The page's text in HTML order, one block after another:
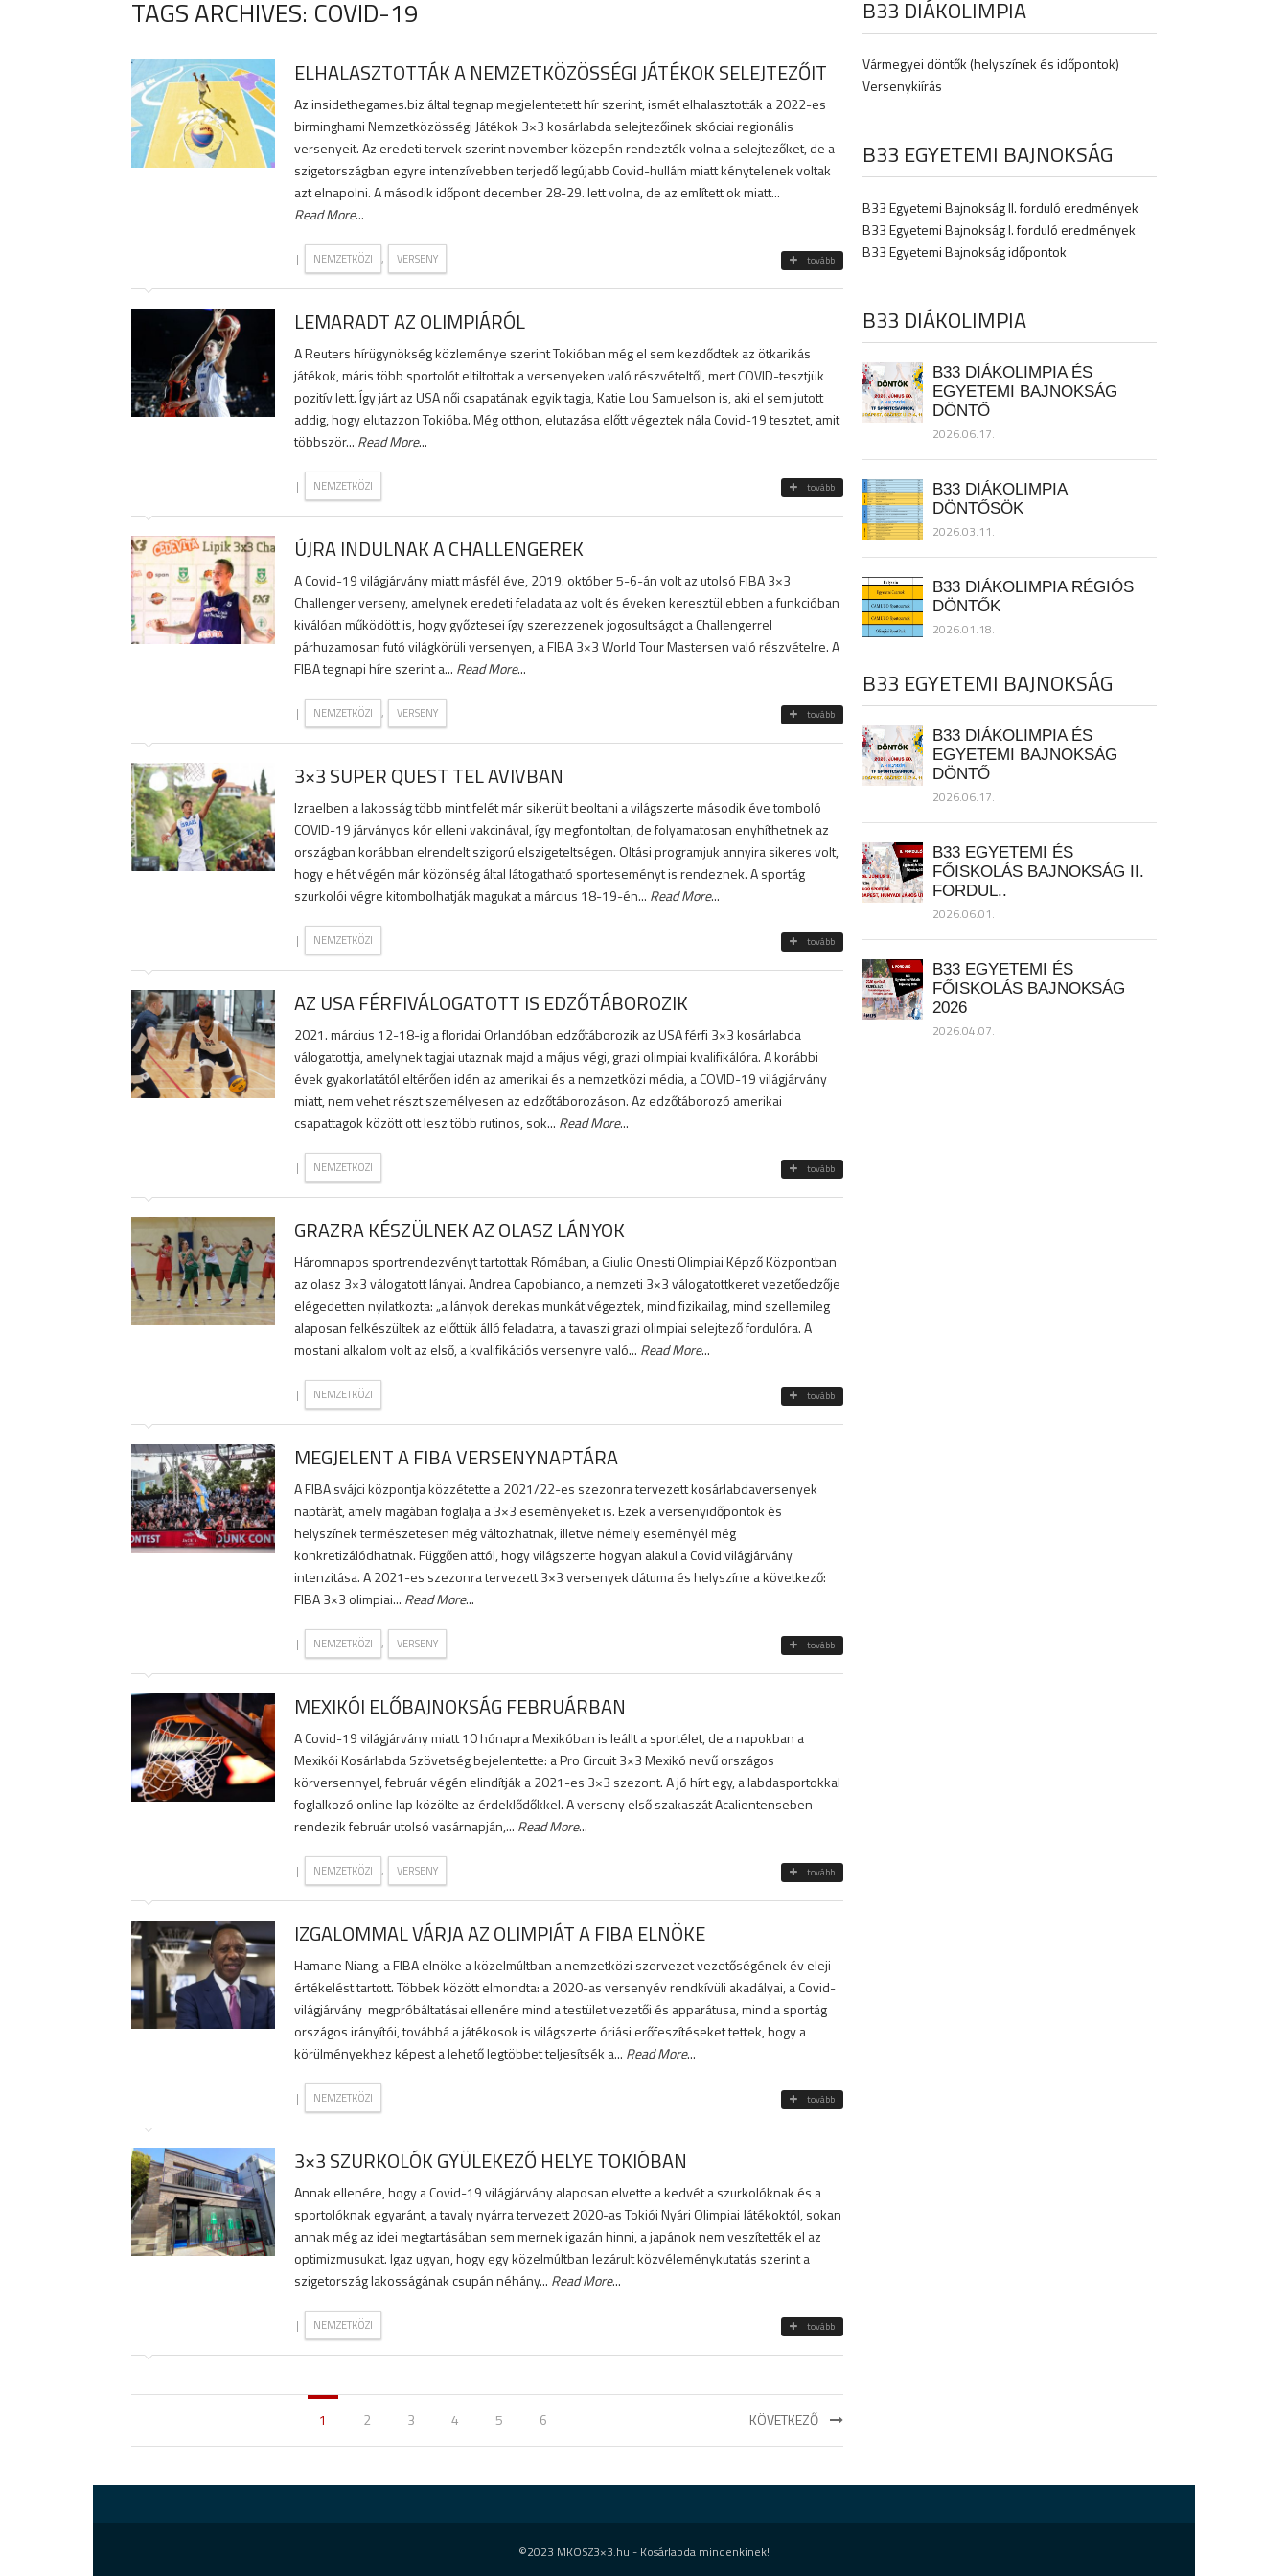
TAGS ARCHIVES: COVID-19
ELHALASZTOTTÁK A NEMZETKÖZÖSSÉGI JÁTÉKOK SELEJTEZŐIT
Az insidethegames.biz által tegnap megjelentetett hír szerint, ismét elhalasztották a 2022-es
birminghami Nemzetközösségi Játékok 3×3 kosárlabda selejtezőinek skóciai regionális
versenyeit. Az eredeti tervek szerint november közepén rendezték volna a selejtezőket, de a
szigetországban egyre intenzívebben terjedő legújabb Covid-hullám miatt kénytelenek voltak
azt elnapolni. A második időpont december 28-29. lett volna, de az említett ok miatt...
Read More...
| NEMZETKÖZI , VERSENY tovább
LEMARADT AZ OLIMPIÁRÓL
A Reuters hírügynökség közleménye szerint Tokióban még el sem kezdődtek az ötkarikás
játékok, máris több sportolót eltiltottak a versenyeken való részvételtől, mert COVID-tesztjük
pozitív lett. Így járt az USA női csapatának egyik tagja, Katie Lou Samuelson is, aki el sem jutott
addig, hogy elutazzon Tokióba. Még otthon, elutazása előtt végeztek nála Covid-19 tesztet, amit
többször... Read More...
| NEMZETKÖZI tovább
ÚJRA INDULNAK A CHALLENGEREK
A Covid-19 világjárvány miatt másfél éve, 2019. október 5-6-án volt az utolsó FIBA 3×3
Challenger verseny, amelynek eredeti feladata az volt és éveken keresztül ebben a funkcióban
kiválóan működött is, hogy győztesei így szerezzenek jogosultságot a Challengerrel
párhuzamosan futó világkörüli versenyen, a FIBA 3×3 World Tour Mastersen való részvételre. A
FIBA tegnapi híre szerint a... Read More...
| NEMZETKÖZI , VERSENY tovább
3×3 SUPER QUEST TEL AVIVBAN
Izraelben a lakosság több mint felét már sikerült beoltani a világszerte második éve tomboló
COVID-19 járványos kór elleni vakcinával, így megfontoltan, de folyamatosan enyhíthetnek az
országban korábban elrendelt szigorú elszigeteltségen. Oltási programjuk annyira sikeres volt,
hogy e hét végén már közönség által látogatható sporteseményt is rendeznek. A sportág
szurkolói végre kitombolhatják magukat a március 18-19-én... Read More...
| NEMZETKÖZI tovább
AZ USA FÉRFIVÁLOGATOTT IS EDZŐTÁBOROZIK
2021. március 12-18-ig a floridai Orlandóban edzőtáborozik az USA férfi 3×3 kosárlabda
válogatottja, amelynek tagjai utaznak majd a május végi, grazi olimpiai kvalifikálóra. A korábbi
évek gyakorlatától eltérően idén az amerikai és a nemzetközi média, a COVID-19 világjárvány
miatt, nem vehet részt személyesen az edzőtáborozáson. Az edzőtáborozó amerikai
csapattagok között ott lesz több rutinos, sok... Read More...
| NEMZETKÖZI tovább
GRAZRA KÉSZÜLNEK AZ OLASZ LÁNYOK
Háromnapos sportrendezvényt tartottak Rómában, a Giulio Onesti Olimpiai Képző Központban
az olasz 3×3 válogatott lányai. Andrea Capobianco, a nemzeti 3×3 válogatottkeret vezetőedzője
elégedetten nyilatkozta: „a lányok derekas munkát végeztek, mind fizikailag, mind szellemileg
alaposan felkészültek az előttük álló feladatra, a tavaszi grazi olimpiai selejtező fordulóra. A
mostani alkalom volt az első, a kvalifikációs versenyre való... Read More...
| NEMZETKÖZI tovább
MEGJELENT A FIBA VERSENYNAPTÁRA
A FIBA svájci központja közzétette a 2021/22-es szezonra tervezett kosárlabdaversenyek
naptárát, amely magában foglalja a 3×3 eseményeket is. Ezek a versenyidőpontok és
helyszínek természetesen még változhatnak, illetve némely eseményél még
konkretizálódhatnak. Függően attól, hogy világszerte hogyan alakul a Covid világjárvány
intenzitása. A 2021-es szezonra tervezett 3×3 versenyek dátuma és helyszíne a következő:
FIBA 3×3 olimpiai... Read More...
| NEMZETKÖZI , VERSENY tovább
MEXIKÓI ELŐBAJNOKSÁG FEBRUÁRBAN
A Covid-19 világjárvány miatt 10 hónapra Mexikóban is leállt a sportélet, de a napokban a
Mexikói Kosárlabda Szövetség bejelentette: a Pro Circuit 3×3 Mexikó nevű országos
körversennyel, február végén elindítják a 2021-es 3×3 szezont. A jó hírt egy, a labdasportokkal
foglalkozó online lap közölte az érdeklődőkkel. A verseny első szakaszát Acalientenseben
rendezik február utolsó vasárnapján,... Read More...
| NEMZETKÖZI , VERSENY tovább
IZGALOMMAL VÁRJA AZ OLIMPIÁT A FIBA ELNÖKE
Hamane Niang, a FIBA elnöke a közelmúltban a nemzetközi szervezet vezetőségének év eleji
értékelést tartott. Többek között elmondta: a 2020-as versenyév rendkívüli akadályai, a Covid-
világjárvány megpróbáltatásai ellenére mind a testület vezetői és apparátusa, mind a sportág
országos irányítói, továbbá a játékosok is világszerte óriási erőfeszítéseket tettek, hogy a
körülményekhez képest a lehető legtöbbet teljesítsék a... Read More...
| NEMZETKÖZI tovább
3×3 SZURKOLÓK GYÜLEKEZŐ HELYE TOKIÓBAN
Annak ellenére, hogy a Covid-19 világjárvány alaposan elvette a kedvét a szurkolóknak és a
sportolóknak egyaránt, a tavaly nyárra tervezett 2020-as Tokiói Nyári Olimpiai Játékoktól, sokan
annak még az idei megtartásában sem mernek igazán hinni, a japánok nem veszítették el az
optimizmusukat. Igaz ugyan, hogy egy közelmúltban lezárult közvéleménykutatás szerint a
szigetország lakosságának csupán néhány... Read More...
| NEMZETKÖZI tovább
1 2 3 4 5 6 KÖVETKEZŐ
B33 DIÁKOLIMPIA
Vármegyei döntők (helyszínek és időpontok)
Versenykiírás
B33 EGYETEMI BAJNOKSÁG
B33 Egyetemi Bajnokság II. forduló eredmények
B33 Egyetemi Bajnokság I. forduló eredmények
B33 Egyetemi Bajnokság időpontok
B33 DIÁKOLIMPIA
B33 DIÁKOLIMPIA ÉS
EGYETEMI BAJNOKSÁG
DÖNTŐ
2026.06.17.
B33 DIÁKOLIMPIA
DÖNTŐSÖK
2026.03.11.
B33 DIÁKOLIMPIA RÉGIÓS
DÖNTŐK
2026.01.18.
B33 EGYETEMI BAJNOKSÁG
B33 DIÁKOLIMPIA ÉS
EGYETEMI BAJNOKSÁG
DÖNTŐ
2026.06.17.
B33 EGYETEMI ÉS
FŐISKOLÁS BAJNOKSÁG II.
FORDUL..
2026.06.01.
B33 EGYETEMI ÉS
FŐISKOLÁS BAJNOKSÁG
2026
2026.04.07.
©2023 MKOSZ3×3.hu - Kosárlabda mindenkinek!